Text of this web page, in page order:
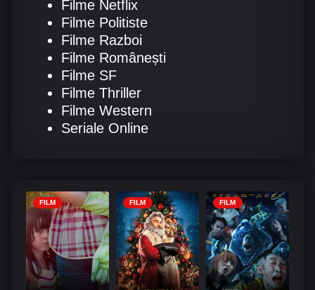
Filme Netflix
Filme Politiste
Filme Razboi
Filme Românești
Filme SF
Filme Thriller
Filme Western
Seriale Online
FILM FILM FILM